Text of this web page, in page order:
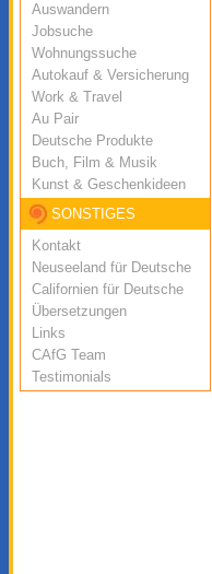
Auswandern
Jobsuche
Wohnungssuche
Autokauf & Versicherung
Work & Travel
Au Pair
Deutsche Produkte
Buch, Film & Musik
Kunst & Geschenkideen
SONSTIGES
Kontakt
Neuseeland für Deutsche
Californien für Deutsche
Übersetzungen
Links
CAfG Team
Testimonials